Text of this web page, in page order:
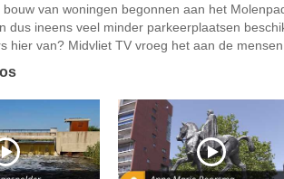
bouw van woningen begonnen aan het
dus ineens veel minder parkeerplaatsen
hier van? Midvliet TV vroeg het aan de mensen